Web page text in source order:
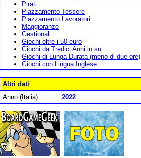
Pirati
Piazzamento Tessere
Piazzamento Lavoratori
Maggioranze
Gestionali
Giochi oltre i 50 euro
Giochi da Tredici Anni in su
Giochi di Lunga Durata (meno di due ore)
Giochi con Lingua Inglese
Altri dati
Anno (Italia):
2022